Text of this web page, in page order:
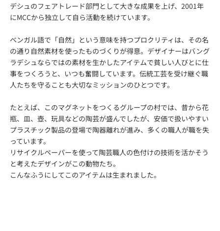
デシュのフェアトレード部門として大きな成果を上げ、2001年
にMCCから独立して自ら活動を続けています。
ベンガル語で「自然」という意味を持つプロクリティは、その名
の通り自然素材を使ったものづくりが得意。デザイナーはバング
ラデシュならではの素材を生かしたアイテムで貧しい人びとに仕
事をつくろうと、いつも奮闘しています。伝統工芸を受け継ぐ職
人たちを守ることも大切なミッションのひとつです。
たとえば、このマグネットをつくるグループの村では、昔から花
瓶、皿、壺、玩具などの陶芸が盛んでしたが、安価で扱いやすい
プラスチック製品の登場で陶器離れが進み、多くの職人が職を失
っています。
リサイクルペーパーを使って陶芸職人の色付けの技術を活かそう
と考えたデザインがこの動物たち。
こんなふうにしてこのアイテムは生まれました。